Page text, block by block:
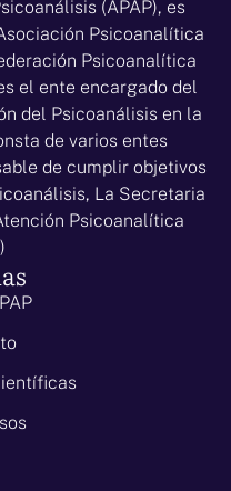
(APAP), es
Psicoanalítica
Psicoanalítica
el ente encargado del
del Psicoanálisis en la
de varios entes
de cumplir objetivos
La Secretaria
Psicoanalítica